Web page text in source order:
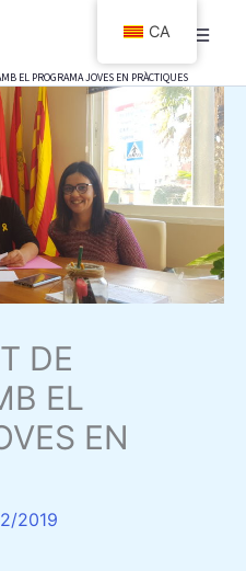
EL PROGRAMA JOVES EN PRÀCTIQUES
DE
EL
EN
2019
CA